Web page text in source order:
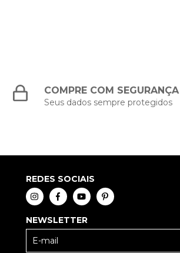
COMPRE COM SEGURANÇA
Seus dados sempre protegidos
REDES SOCIAIS
NEWSLETTER